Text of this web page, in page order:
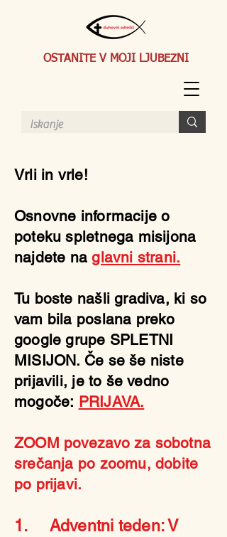
OSTANITE V MOJI LJUBEZNI
Vrli in vrle!
Osnovne informacije o
poteku spletnega misijona
najdete naglavni strani.
Tu boste našli gradiva, ki so
vam bila poslana preko
google grupe SPLETNI
MISIJON. Če se še niste
prijavili, je to še vedno
mogoče: PRIJAVA.
ZOOM povezavo za sobotna
srečanja po zoomu, dobite
po prijavi.
1. Adventni teden: V